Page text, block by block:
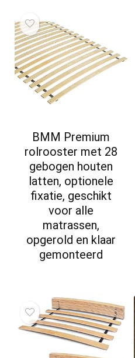
BMM Premium
rolrooster met 28
gebogen houten
latten, optionele
fixatie, geschikt
voor alle
matrassen,
opgerold en klaar
gemonteerd